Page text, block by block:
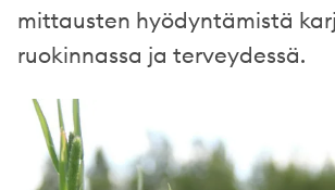
mittausten hyödyntämistä
ruokinnassa ja terveydessä.